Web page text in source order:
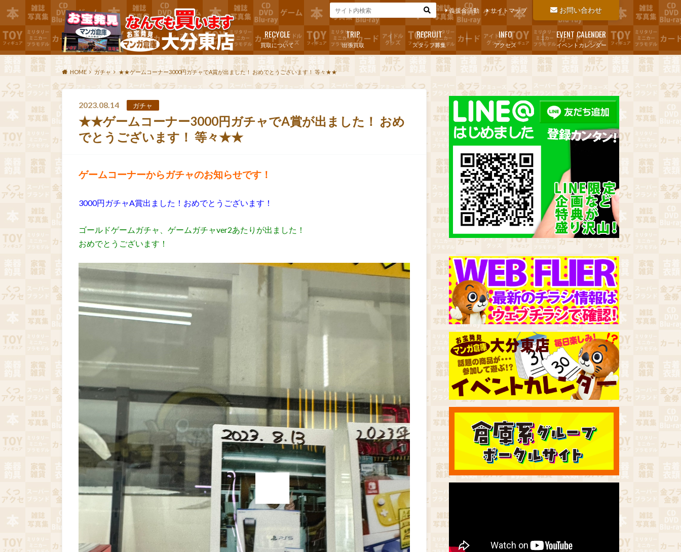
お問い合わせ
義援金活動 サイトマップ
買取について
RECYCLE
出張買取
TRIP
スタッフ募集
RECRUIT
アクセス
INFO
イベントカレンダー
EVENT CALENDER
HOME ガチャ ★★ゲームコーナー3000円ガチャでA賞が出ました！ おめでとうございます！ 等々★★
2023.08.14 ガチャ
★★ゲームコーナー3000円ガチャでA賞が出ました！ おめ
でとうございます！ 等々★★
ゲームコーナーからガチャのお知らせです！
3000円ガチャA賞出ました！おめでとうございます！
ゴールドゲームガチャ、ゲームガチャver2あたりが出ました！
おめでとうございます！